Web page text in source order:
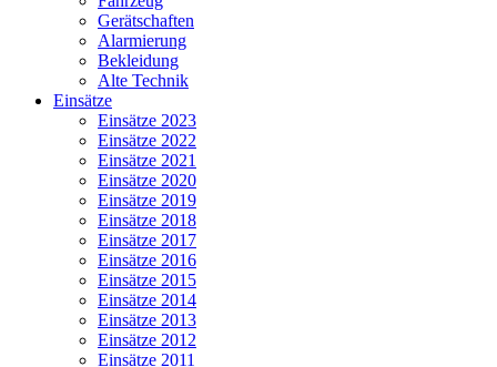
Gerätschaften
Alarmierung
Bekleidung
Alte Technik
Einsätze
Einsätze 2023
Einsätze 2022
Einsätze 2021
Einsätze 2020
Einsätze 2019
Einsätze 2018
Einsätze 2017
Einsätze 2016
Einsätze 2015
Einsätze 2014
Einsätze 2013
Einsätze 2012
Einsätze 2011